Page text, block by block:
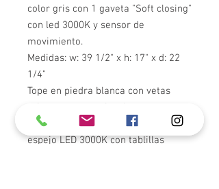
color gris con 1 gaveta "Soft closing"
con led 3000K y sensor de
movimiento.
Medidas: w: 39 1/2" x h: 17" x d: 22
1/4"
Tope en piedra blanca con vetas
grises suave con lavabo
integrado en cerámica. Incluye
espejo LED 3000K con tablillas